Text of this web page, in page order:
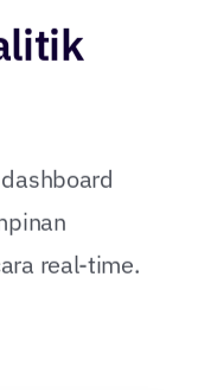
real-time.